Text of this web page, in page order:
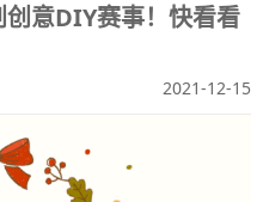
意DIY赛事！快看看
2021-12-15